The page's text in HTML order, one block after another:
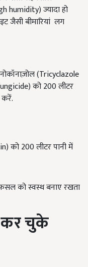
humidity) ज्यादा हो
जैसी बीमारियां लग
(Tricyclazole
को 200 लीटर
करें.
को 200 लीटर पानी में
को स्वस्थ बनाए रखता
कर चुके